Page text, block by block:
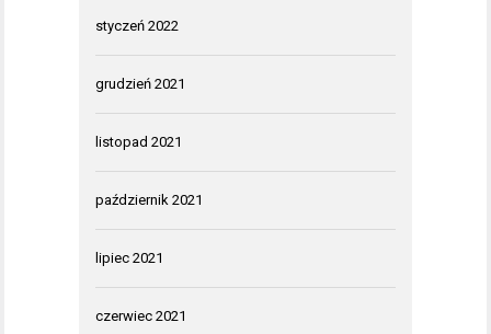
styczeń 2022
grudzień 2021
listopad 2021
październik 2021
lipiec 2021
czerwiec 2021